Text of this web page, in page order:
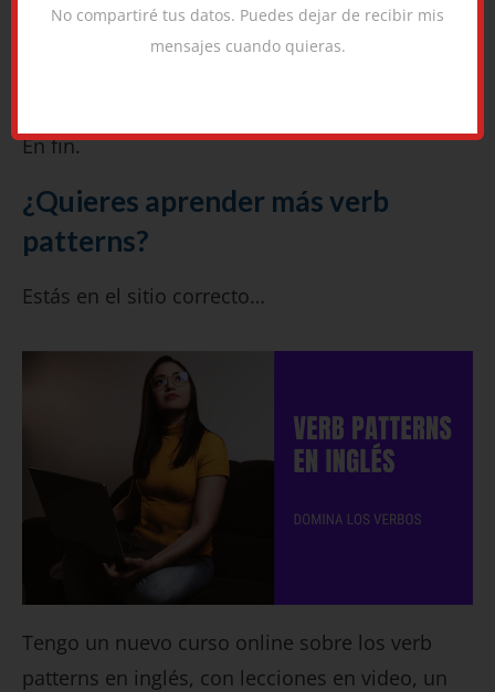
En fin.
¿Quieres aprender más verb
patterns?
Estás en el sitio correcto…
Tengo un nuevo curso online sobre los verb
patterns en inglés, con lecciones en video, un
No compartiré tus datos. Puedes dejar de recibir mis
mensajes cuando quieras.